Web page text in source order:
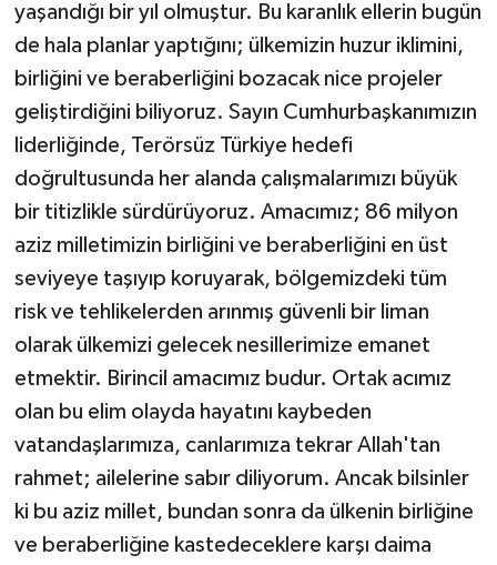
yaşandığı bir yıl olmuştur. Bu karanlık ellerin bugün
de hala planlar yaptığını; ülkemizin huzur iklimini,
birliğini ve beraberliğini bozacak nice projeler
geliştirdiğini biliyoruz. Sayın Cumhurbaşkanımızın
liderliğinde, Terörsüz Türkiye hedefi
doğrultusunda her alanda çalışmalarımızı büyük
bir titizlikle sürdürüyoruz. Amacımız; 86 milyon
aziz milletimizin birliğini ve beraberliğini en üst
seviyeye taşıyıp koruyarak, bölgemizdeki tüm
risk ve tehlikelerden arınmış güvenli bir liman
olarak ülkemizi gelecek nesillerimize emanet
etmektir. Birincil amacımız budur. Ortak acımız
olan bu elim olayda hayatını kaybeden
vatandaşlarımıza, canlarımıza tekrar Allah'tan
rahmet; ailelerine sabır diliyorum. Ancak bilsinler
ki bu aziz millet, bundan sonra da ülkenin birliğine
ve beraberliğine kastedeceklere karşı daima